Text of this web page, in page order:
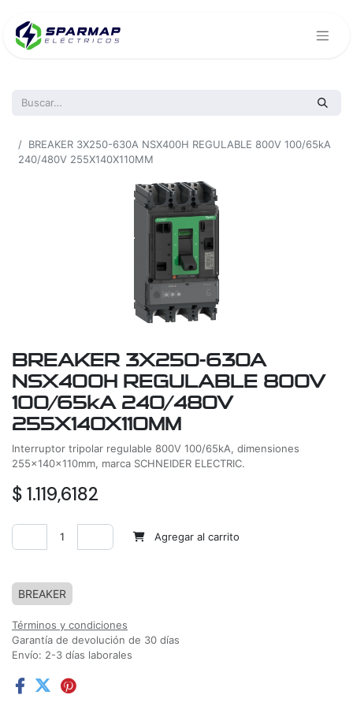
BREAKER 3X250-630A NSX400H REGULABLE 800V 100/65kA
240/480V 255X140X110MM
BREAKER 3X250-630A
NSX400H REGULABLE 800V
100/65kA 240/480V
255X140X110MM
Interruptor tripolar regulable 800V 100/65kA, dimensiones
255x140x110mm, marca SCHNEIDER ELECTRIC.
$ 1.119,6182
Agregar al carrito
BREAKER
Términos y condiciones
Garantía de devolución de 30 días
Envío: 2-3 días laborales